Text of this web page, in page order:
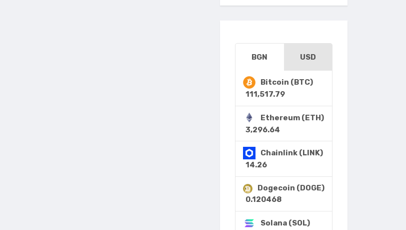
BGN USD
Bitcoin (BTC)
111,517.79
Ethereum (ETH)
3,296.64
Chainlink (LINK)
14.26
Dogecoin (DOGE)
0.120468
Solana (SOL)